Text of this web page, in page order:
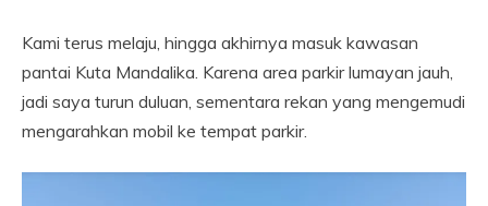
Kami terus melaju, hingga akhirnya masuk kawasan
pantai Kuta Mandalika. Karena area parkir lumayan jauh,
jadi saya turun duluan, sementara rekan yang mengemudi
mengarahkan mobil ke tempat parkir.